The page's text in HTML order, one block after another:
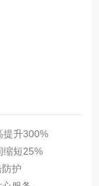
提升300%
缩短25%
护